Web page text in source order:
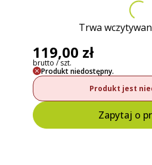
Trwa
119,00 zł
brutto / szt.
Produkt niedostępny.
Produkt jest
Zapytaj o